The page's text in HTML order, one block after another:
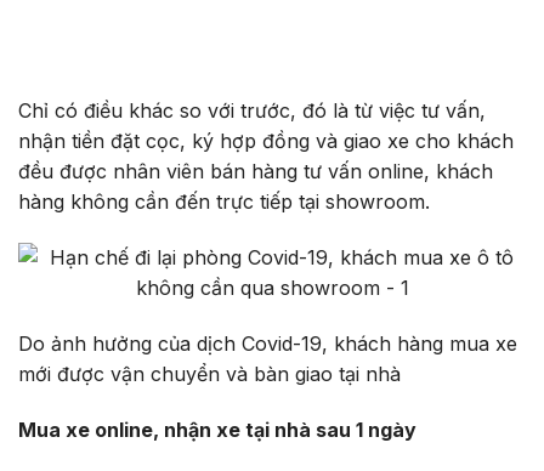
Chỉ có điều khác so với trước, đó là từ việc tư vấn,
nhận tiền đặt cọc, ký hợp đồng và giao xe cho khách
đều được nhân viên bán hàng tư vấn online, khách
hàng không cần đến trực tiếp tại showroom.
Do ảnh hưởng của dịch Covid-19, khách hàng mua xe
mới được vận chuyển và bàn giao tại nhà
Mua xe online, nhận xe tại nhà sau 1 ngày